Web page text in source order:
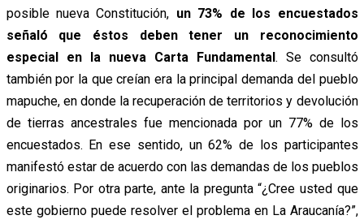
posible nueva Constitución, un 73% de los encuestados
señaló que éstos deben tener un reconocimiento
especial en la nueva Carta Fundamental . Se consultó
también por la que creían era la principal demanda del pueblo
mapuche, en donde la recuperación de territorios y devolución
de tierras ancestrales fue mencionada por un 77% de los
encuestados. En ese sentido, un 62% de los participantes
manifestó estar de acuerdo con las demandas de los pueblos
originarios. Por otra parte, ante la pregunta “¿Cree usted que
este gobierno puede resolver el problema en La Araucanía?”,